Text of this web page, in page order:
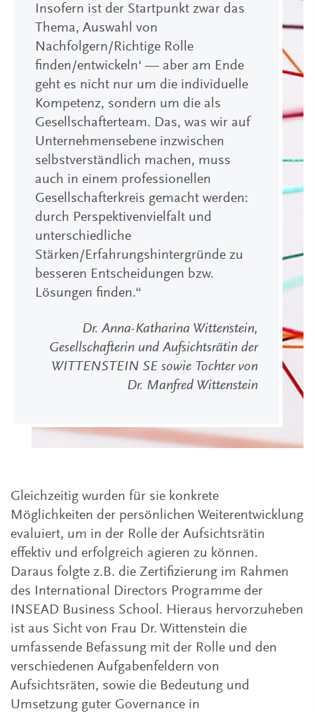
Insofern ist der Startpunkt zwar das
Thema‚ Auswahl von
Nachfolgern/Richtige Rolle
finden/entwickeln‘ — aber am Ende
geht es nicht nur um die individuelle
Kompetenz, sondern um die als
Gesellschafterteam. Das, was wir auf
Unternehmensebene inzwischen
selbstverständlich machen, muss
auch in einem professionellen
Gesellschafterkreis gemacht werden:
durch Perspektivenvielfalt und
unterschiedliche
Stärken/Erfahrungshintergründe zu
besseren Entscheidungen bzw.
Lösungen finden.“
Dr. Anna-Katharina Wittenstein,
Gesellschafterin und Aufsichtsrätin der
WITTENSTEIN SE sowie Tochter von
Dr. Manfred Wittenstein
Gleichzeitig wurden für sie konkrete
Möglichkeiten der persönlichen Weiterentwicklung
evaluiert, um in der Rolle der Aufsichtsrätin
effektiv und erfolgreich agieren zu können.
Daraus folgte z.B. die Zertifizierung im Rahmen
des International Directors Programme der
INSEAD Business School. Hieraus hervorzuheben
ist aus Sicht von Frau Dr. Wittenstein die
umfassende Befassung mit der Rolle und den
verschiedenen Aufgabenfeldern von
Aufsichtsräten, sowie die Bedeutung und
Umsetzung guter Governance in